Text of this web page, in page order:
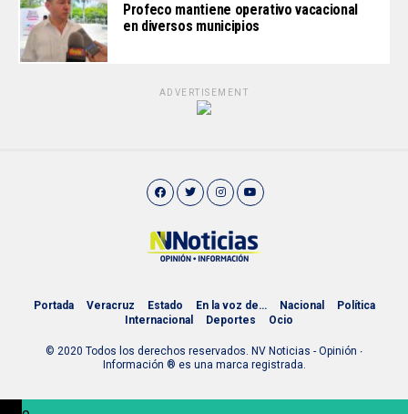
Profeco mantiene operativo vacacional
en diversos municipios
ADVERTISEMENT
Portada Veracruz Estado En la voz de… Nacional
Política
Internacional
Deportes Ocio
© 2020 Todos los derechos reservados. NV Noticias - Opinión ∙
Información ® es una marca registrada.